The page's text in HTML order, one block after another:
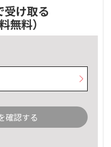
受け取る
無料）
確認する